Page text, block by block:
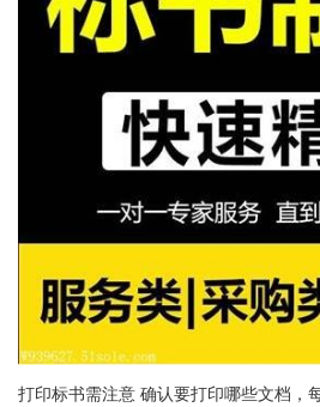
打印标书需注意 确认要打印哪些文档，